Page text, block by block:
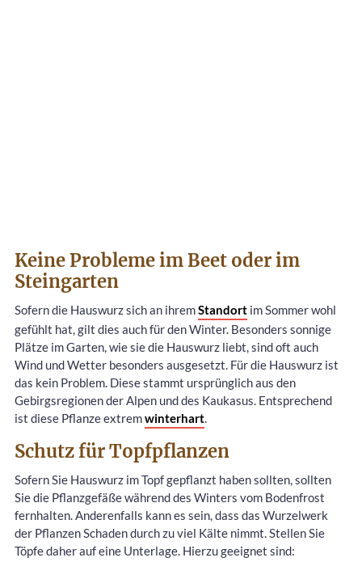
Keine Probleme im Beet oder im
Steingarten
Sofern die Hauswurz sich an ihremStandort im Sommer wohl
gefühlt hat, gilt dies auch für den Winter. Besonders sonnige
Plätze im Garten, wie sie die Hauswurz liebt, sind oft auch
Wind und Wetter besonders ausgesetzt. Für die Hauswurz ist
das kein Problem. Diese stammt ursprünglich aus den
Gebirgsregionen der Alpen und des Kaukasus. Entsprechend
ist diese Pflanze extremwinterhart
Schutz für Topfpflanzen
Sofern Sie Hauswurz im Topf gepflanzt haben sollten, sollten
Sie die Pflanzgefäße während des Winters vom Bodenfrost
fernhalten. Anderenfalls kann es sein, dass das Wurzelwerk
der Pflanzen Schaden durch zu viel Kälte nimmt. Stellen Sie
Töpfe daher auf eine Unterlage. Hierzu geeignet sind: